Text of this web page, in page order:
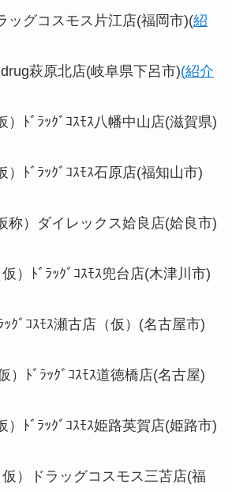
ッグコスモス片江店(福岡市)(紹
萩原北店(岐阜県下呂市)(紹介
）ﾄﾞﾗｯｸﾞｺｽﾓｽ八幡中山店(滋賀県)
）ﾄﾞﾗｯｸﾞｺｽﾓｽ石原店(福知山市)
称）ダイレックス姶良店(姶良市)
）ﾄﾞﾗｯｸﾞｺｽﾓｽ兜台店(木津川市)
ｯｸﾞｺｽﾓｽ瀬古店（仮）(名古屋市)
）ﾄﾞﾗｯｸﾞｺｽﾓｽ道徳橋店(名古屋)
）ﾄﾞﾗｯｸﾞｺｽﾓｽ姫路英賀店(姫路市)
仮）ドラッグコスモス三苫店(福